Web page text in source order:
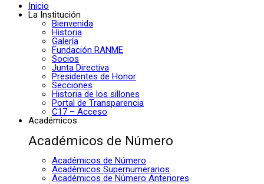
Inicio
La Institución
Bienvenida
Historia
Galería
Fundación RANME
Socios
Junta Directiva
Presidentes de Honor
Secciones
Historia de los sillones
Portal de Transparencia
C17 – Acceso
Académicos
Académicos de Número
Académicos de Número
Académicos Supernumerarios
Académicos de Número Anteriores